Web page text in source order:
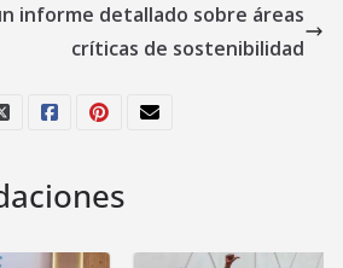
informe detallado sobre áreas
críticas de sostenibilidad